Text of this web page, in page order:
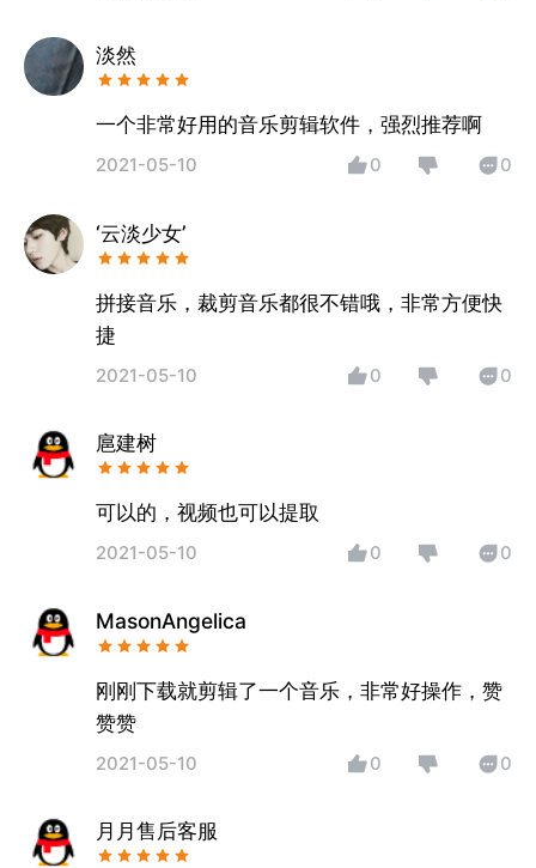
淡然
一个非常好用的音乐剪辑软件，强烈推荐啊
2021-05-10 0 0
‘云淡少女’
拼接音乐，裁剪音乐都很不错哦，非常方便快
捷
2021-05-10 0 0
扈建树
可以的，视频也可以提取
2021-05-10 0 0
MasonAngelica
刚刚下载就剪辑了一个音乐，非常好操作，赞
赞赞
2021-05-10 0 0
月月售后客服